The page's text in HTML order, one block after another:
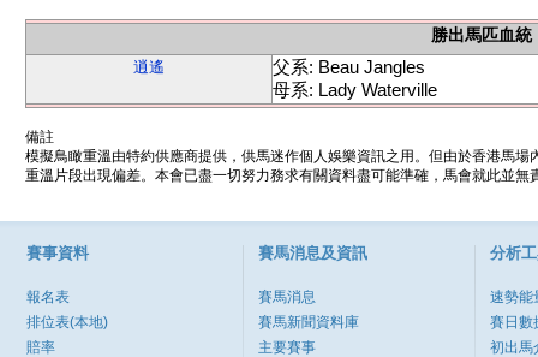
勝出馬匹血統
逍遙
父系: Beau Jangles
母系: Lady Waterville
備註
模擬鳥瞰重溫由特約供應商提供，供馬迷作個人娛樂資訊之用。但由於香港馬
重溫片段出現偏差。本會已盡一切努力務求有關資料盡可能準確，馬會就此並
賽事資料
報名表
排位表(本地)
賠率
賽馬消息及資訊
賽馬消息
賽馬新聞資料庫
主要賽事
分析
速勢能
賽日數
初出馬